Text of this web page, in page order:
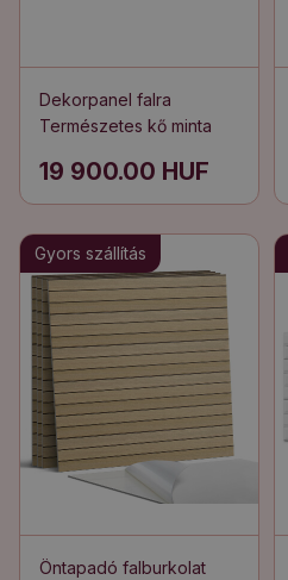
Dekorpanel falra
Természetes kő minta
19 900.00 HUF
Gyors szállítás
Öntapadó falburkolat